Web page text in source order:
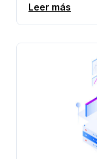
Leer más